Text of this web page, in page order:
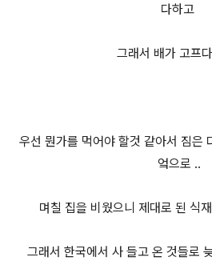
다하고
그래서 배가 고프
우선 뭔가를 먹어야 할것 같아서 짐은
엌으로 ..
며칠 집을 비웠으니 제대로 된 식
그래서 한국에 서 사 들고 온 것들로